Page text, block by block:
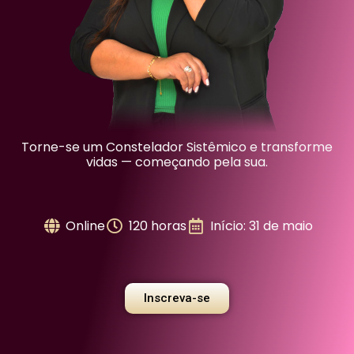
Torne-se um Constelador Sistêmico e transforme
vidas — começando pela sua.
Online 120 horas Início: 31 de maio
Inscreva-se